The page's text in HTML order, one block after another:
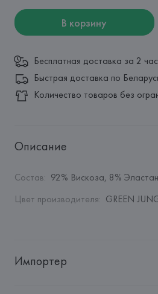
В корзину
Бесплатная доставка за 2
Быстрая доставка по
Количество товаров без
Описание
Состав: 92% Вискоза, 8% Эластан
Цвет производителя: GREEN
Импортер